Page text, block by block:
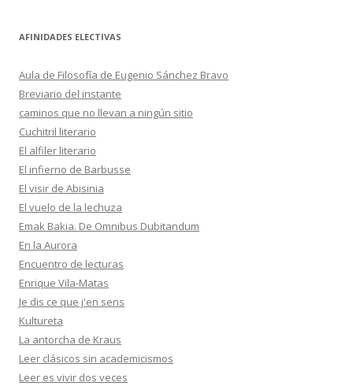
AFINIDADES ELECTIVAS
Aula de Filosofía de Eugenio Sánchez Bravo
Breviario del instante
caminos que no llevan a ningún sitio
Cuchitril literario
El alfiler literario
El infierno de Barbusse
El visir de Abisinia
El vuelo de la lechuza
Emak Bakia. De Omnibus Dubitandum
En la Aurora
Encuentro de lecturas
Enrique Vila-Matas
Je dis ce que j'en sens
Kultureta
La antorcha de Kraus
Leer clásicos sin academicismos
Leer es vivir dos veces